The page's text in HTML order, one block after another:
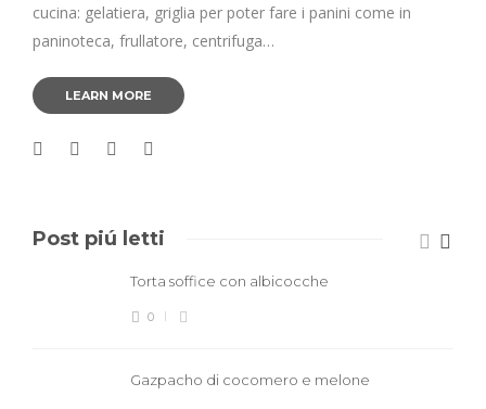
cucina: gelatiera, griglia per poter fare i panini come in
paninoteca, frullatore, centrifuga…
LEARN MORE
Post piú letti
Torta soffice con albicocche
0
Gazpacho di cocomero e melone